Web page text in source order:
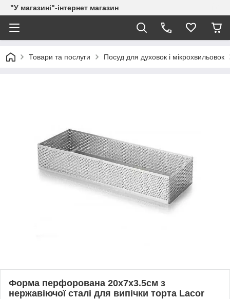
"У магазині"-інтернет магазин
Товари та послуги Посуд для духовок і мікрохвильовок
Форма перфорована 20х7х3.5см з
нержавіючої сталі для випічки торта Lacor